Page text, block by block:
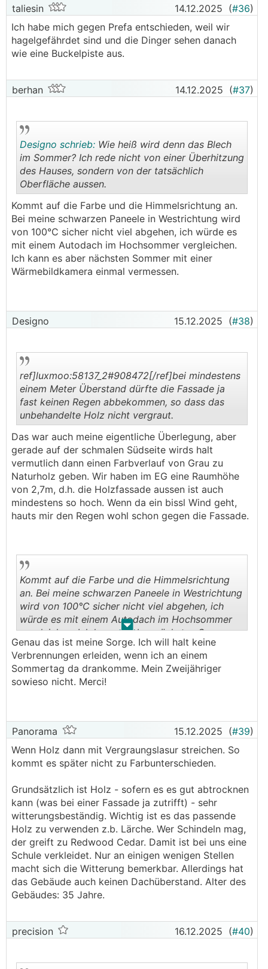
taliesin 14.12.2025 (#36)
Ich habe mich gegen Prefa entschieden, weil wir
hagelgefährdet sind und die Dinger sehen danach
wie eine Buckelpiste aus.
berhan 14.12.2025 (#37)
..
Designo schrieb: Wie heiß wird denn das Blech
im Sommer? Ich rede nicht von einer Überhitzung
des Hauses, sondern von der tatsächlich
Oberfläche aussen.
Kommt auf die Farbe und die Himmelsrichtung an.
Bei meine schwarzen Paneele in Westrichtung wird
von 100°C sicher nicht viel abgehen, ich würde es
mit einem Autodach im Hochsommer vergleichen.
Ich kann es aber nächsten Sommer mit einer
Wärmebildkamera einmal vermessen.
Designo 15.12.2025 (#38)
..
ref]luxmoo:58137_2#908472[/ref]bei mindestens
einem Meter Überstand dürfte die Fassade ja
fast keinen Regen abbekommen, so dass das
unbehandelte Holz nicht vergraut.
Das war auch meine eigentliche Überlegung, aber
gerade auf der schmalen Südseite wirds halt
vermutlich dann einen Farbverlauf von Grau zu
Naturholz geben. Wir haben im EG eine Raumhöhe
von 2,7m, d.h. die Holzfassade aussen ist auch
mindestens so hoch. Wenn da ein bissl Wind geht,
hauts mir den Regen wohl schon gegen die Fassade.
. .
Kommt auf die Farbe und die Himmelsrichtung
an. Bei meine schwarzen Paneele in Westrichtung
wird von 100°C sicher nicht viel abgehen, ich
würde es mit einem Autodach im Hochsommer
vergleichen. Ich kann es aber nächsten Sommer
mit einer Wärmebildkamera einmal vermessen.
Genau das ist meine Sorge. Ich will halt keine
Verbrennungen erleiden, wenn ich an einem
Sommertag da drankomme. Mein Zweijähriger
sowieso nicht. Merci!
Panorama 15.12.2025 (#39)
Wenn Holz dann mit Vergraungslasur streichen. So
kommt es später nicht zu Farbunterschieden.
Grundsätzlich ist Holz - sofern es es gut abtrocknen
kann (was bei einer Fassade ja zutrifft) - sehr
witterungsbeständig. Wichtig ist es das passende
Holz zu verwenden z.b. Lärche. Wer Schindeln mag,
der greift zu Redwood Cedar. Damit ist bei uns eine
Schule verkleidet. Nur an einigen wenigen Stellen
macht sich die Witterung bemerkbar. Allerdings hat
das Gebäude auch keinen Dachüberstand. Alter des
Gebäudes: 35 Jahre.
precision 16.12.2025 (#40)